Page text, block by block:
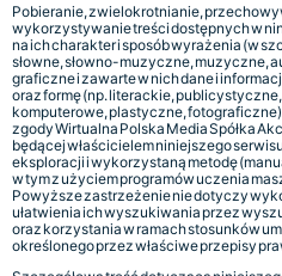
Pobieranie, zwielokrotnianie,
wykorzystywanie treści dostępnych w
na ich charakter i sposób wyrażenia (w
słowne, słowno-muzyczne, muzyczne,
graficzne i zawarte w nich dane i
oraz formę (np. literackie,
komputerowe, plastyczne,
zgody Wirtualna Polska Media Spółka
będącej właścicielem niniejszego
eksploracji i wykorzystaną metodę
w tym z użyciem programów uczenia
Powyższe zastrzeżenie nie dotyczy
ułatwienia ich wyszukiwania przez
oraz korzystania w ramach stosunków
określonego przez właściwe przepisy